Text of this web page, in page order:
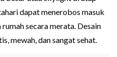
dapat menerobos masuk
secara merata. Desain
mewah, dan sangat sehat.